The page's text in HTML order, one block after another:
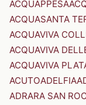
ACQUAPPESA
ACQUASANTA
ACQUAVIVA
ACQUAVIVA
ACQUAVIVA
ACUTOADELFIA
ADRARA SAN